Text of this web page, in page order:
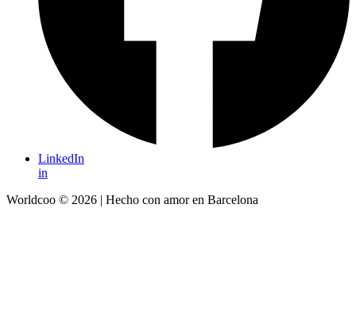
LinkedIn
in
Worldcoo © 2026 Hecho con amor en Barcelona